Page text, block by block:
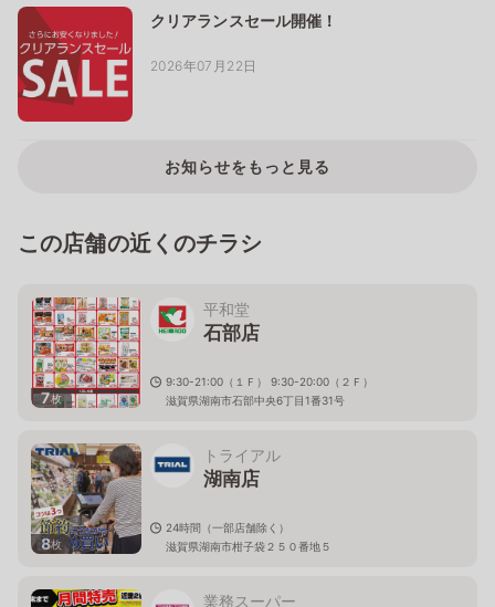
クリアランスセール開催！
2026年07月22日
お知らせをもっと見る
この店舗の近くのチラシ
7枚
平和堂
石部店
9:30-21:00（１Ｆ） 9:30-20:00（２Ｆ）
滋賀県湖南市石部中央6丁目1番31号
8枚
トライアル
湖南店
24時間（一部店舗除く）
滋賀県湖南市柑子袋２５０番地５
業務スーパー